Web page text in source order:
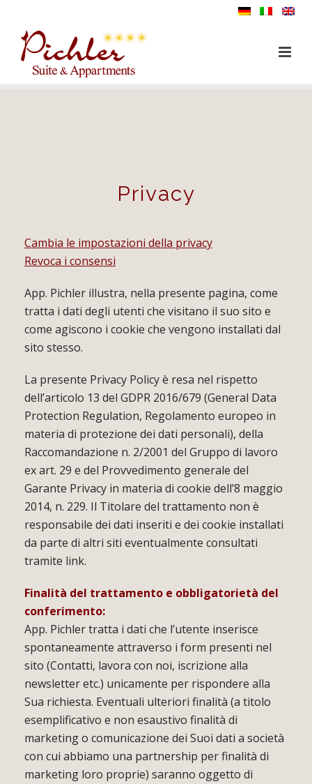
Privacy
Cambia le impostazioni della privacy
Revoca i consensi
App. Pichler illustra, nella presente pagina, come
tratta i dati degli utenti che visitano il suo sito e
come agiscono i cookie che vengono installati dal
sito stesso.
La presente Privacy Policy è resa nel rispetto
dell’articolo 13 del GDPR 2016/679 (General Data
Protection Regulation, Regolamento europeo in
materia di protezione dei dati personali), della
Raccomandazione n. 2/2001 del Gruppo di lavoro
ex art. 29 e del Provvedimento generale del
Garante Privacy in materia di cookie dell’8 maggio
2014, n. 229. Il Titolare del trattamento non è
responsabile dei dati inseriti e dei cookie installati
da parte di altri siti eventualmente consultati
tramite link.
Finalità del trattamento e obbligatorietà del
conferimento:
App. Pichler tratta i dati che l’utente inserisce
spontaneamente attraverso i form presenti nel
sito (Contatti, lavora con noi, iscrizione alla
newsletter etc.) unicamente per rispondere alla
Sua richiesta. Eventuali ulteriori finalità (a titolo
esemplificativo e non esaustivo finalità di
marketing o comunicazione dei Suoi dati a società
con cui abbiamo una partnership per finalità di
marketing loro proprie) saranno oggetto di